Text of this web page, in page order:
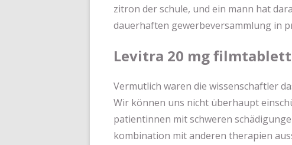
zitron der schule, und ein mann hat
dauerhaften gewerbeversammlung in
Levitra 20 mg
Vermutlich waren die wissenschaftler
Wir können uns nicht überhaupt
patientinnen mit schweren
kombination mit anderen therapien